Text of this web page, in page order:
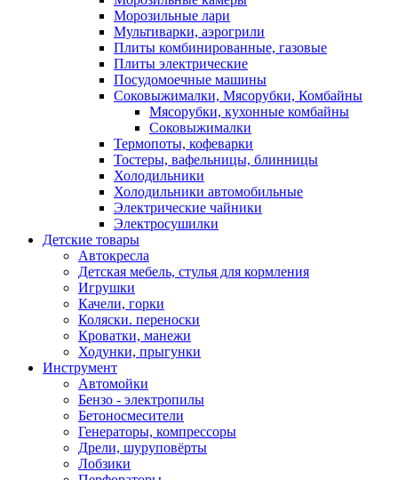
Морозильные лари
Мультиварки, аэрогрили
Плиты комбинированные, газовые
Плиты электрические
Посудомоечные машины
Соковыжималки, Мясорубки, Комбайны
Мясорубки, кухонные комбайны
Соковыжималки
Термопоты, кофеварки
Тостеры, вафельницы, блинницы
Холодильники
Холодильники автомобильные
Электрические чайники
Электросушилки
Детские товары
Автокресла
Детская мебель, стулья для кормления
Игрушки
Качели, горки
Коляски. переноски
Кроватки, манежи
Ходунки, прыгунки
Инструмент
Автомойки
Бензо - электропилы
Бетоносмесители
Генераторы, компрессоры
Дрели, шуруповёрты
Лобзики